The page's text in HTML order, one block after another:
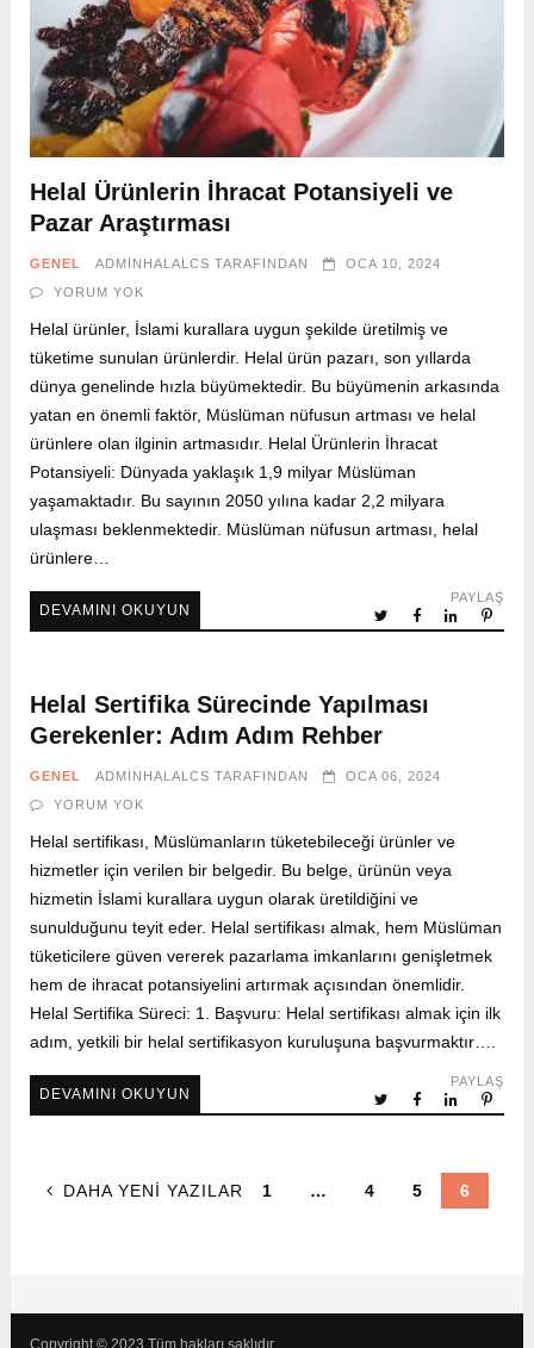
Helal Ürünlerin İhracat Potansiyeli ve
Pazar Araştırması
GENEL ADMINHALALCS TARAFINDAN
OCA 10, 2024
YORUM YOK
Helal ürünler, İslami kurallara uygun şekilde üretilmiş ve
tüketime sunulan ürünlerdir. Helal ürün pazarı, son yıllarda
dünya genelinde hızla büyümektedir. Bu büyümenin arkasında
yatan en önemli faktör, Müslüman nüfusun artması ve helal
ürünlere olan ilginin artmasıdır. Helal Ürünlerin İhracat
Potansiyeli: Dünyada yaklaşık 1,9 milyar Müslüman
yaşamaktadır. Bu sayının 2050 yılına kadar 2,2 milyara
ulaşması beklenmektedir. Müslüman nüfusun artması, helal
ürünlere…
DEVAMINI OKUYUN
PAYLAŞ
Helal Sertifika Sürecinde Yapılması
Gerekenler: Adım Adım Rehber
GENEL ADMINHALALCS TARAFINDAN
OCA 06, 2024
YORUM YOK
Helal sertifikası, Müslümanların tüketebileceği ürünler ve
hizmetler için verilen bir belgedir. Bu belge, ürünün veya
hizmetin İslami kurallara uygun olarak üretildiğini ve
sunulduğunu teyit eder. Helal sertifikası almak, hem Müslüman
tüketicilere güven vererek pazarlama imkanlarını genişletmek
hem de ihracat potansiyelini artırmak açısından önemlidir.
Helal Sertifika Süreci: 1. Başvuru: Helal sertifikası almak için ilk
adım, yetkili bir helal sertifikasyon kuruluşuna başvurmaktır….
DEVAMINI OKUYUN
PAYLAŞ
DAHA YENI YAZILAR 1 … 4 5 6